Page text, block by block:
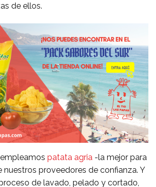
de ellos.
patata agria -la mejor para
nuestros proveedores de confianza. Y
de lavado, pelado y cortado,